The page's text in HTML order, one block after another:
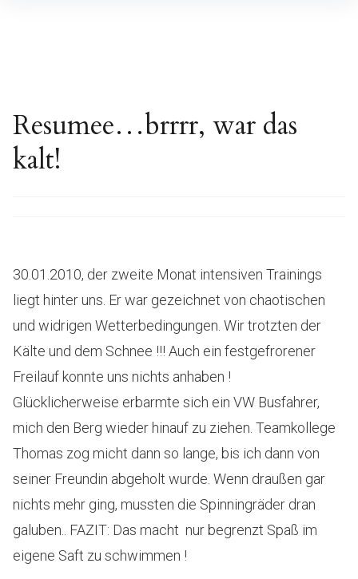
Resumee…brrrr, war das
kalt!
30.01.2010, der zweite Monat intensiven Trainings
liegt hinter uns. Er war gezeichnet von chaotischen
und widrigen Wetterbedingungen. Wir trotzten der
Kälte und dem Schnee !!! Auch ein festgefrorener
Freilauf konnte uns nichts anhaben !
Glücklicherweise erbarmte sich ein VW Busfahrer,
mich den Berg wieder hinauf zu ziehen. Teamkollege
Thomas zog micht dann so lange, bis ich dann von
seiner Freundin abgeholt wurde. Wenn draußen gar
nichts mehr ging, mussten die Spinningräder dran
galuben.. FAZIT: Das macht nur begrenzt Spaß im
eigene Saft zu schwimmen !